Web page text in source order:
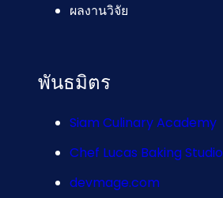
ผลงานวิจัย
พันธมิตร
Siam Culinary Academy
Chef Lucas Baking Studio
devmage.com